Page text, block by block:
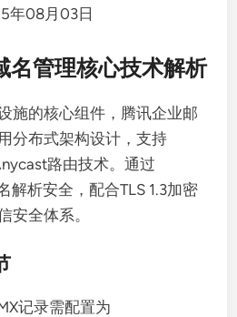
年08月03日
名管理核心技术解析
施的核心组件，腾讯企业邮
分布式架构设计，支持
路由技术。通过
解析安全，配合TLS 1.3加密
安全体系。
记录需配置为